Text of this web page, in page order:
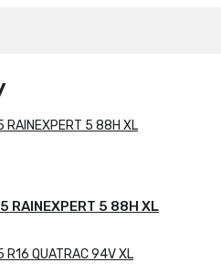
RAINEXPERT 5 88H XL